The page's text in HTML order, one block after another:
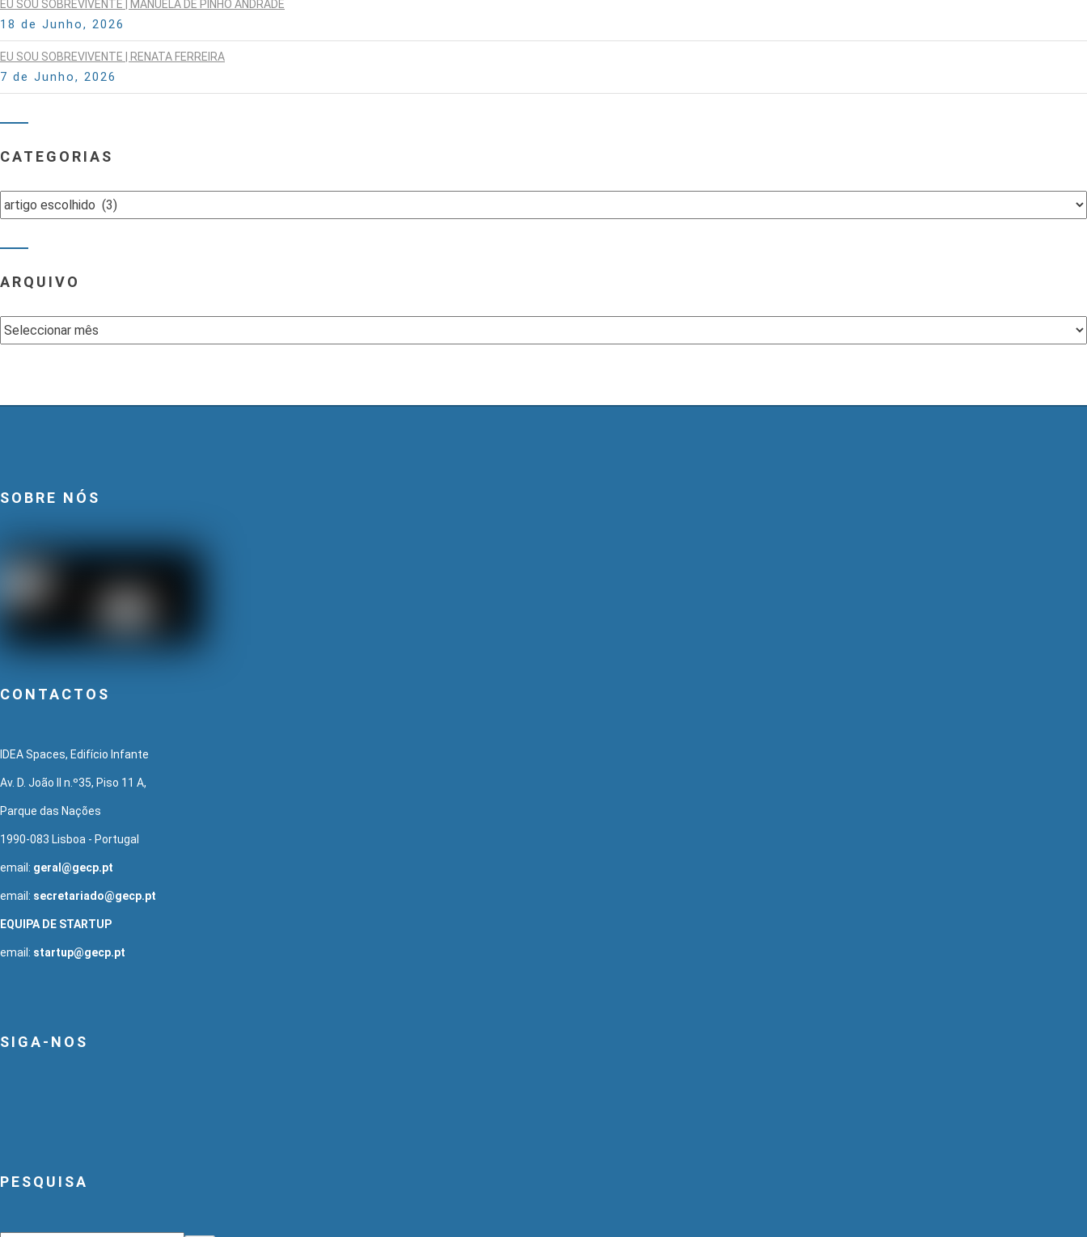
EU SOU SOBREVIVENTE | MANUELA DE PINHO ANDRADE
18 de Junho, 2026
EU SOU SOBREVIVENTE | RENATA FERREIRA
7 de Junho, 2026
CATEGORIAS
Categorias
ARQUIVO
Arquivo
SOBRE NÓS
CONTACTOS
IDEA Spaces, Edifício Infante
Av. D. João II n.º35, Piso 11 A,
Parque das Nações
1990-083 Lisboa - Portugal
email: geral@gecp.pt
email: secretariado@gecp.pt
EQUIPA DE STARTUP
email: startup@gecp.pt
SIGA-NOS
PESQUISA